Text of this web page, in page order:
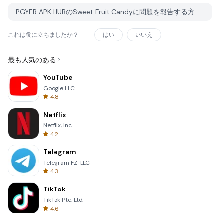
PGYER APK HUBのSweet Fruit Candyに問題を報告する方法は？
これは役に立ちましたか？ はい いいえ
最も人気のある
YouTube
Google LLC
4.8
Netflix
Netflix, Inc.
4.2
Telegram
Telegram FZ-LLC
4.3
TikTok
TikTok Pte. Ltd.
4.6